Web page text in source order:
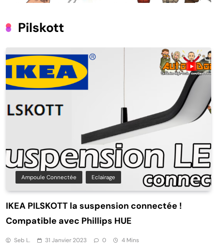
Pilskott
Ampoule Connectée Eclairage
IKEA PILSKOTT la suspension connectée !
Compatible avec Phillips HUE
Seb L. 31 Janvier 2023 0 4 Mins